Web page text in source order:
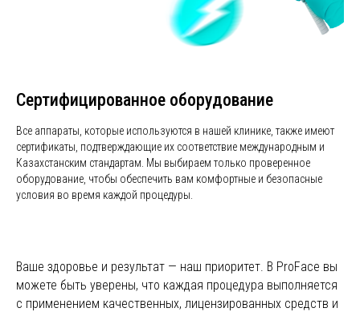
Сертифицированное оборудование
Все аппараты, которые используются в нашей клинике, также имеют
сертификаты, подтверждающие их соответствие международным и
Казахстанским стандартам. Мы выбираем только проверенное
оборудование, чтобы обеспечить вам комфортные и безопасные
условия во время каждой процедуры.
Ваше здоровье и результат — наш приоритет. В ProFace вы
можете быть уверены, что каждая процедура выполняется
с применением качественных, лицензированных средств и
пигментации, шрамов, следов постакне,
подтянуть и разгладить кожу, сузить поры
и нормализовать выработку сальных
желез и т. д.Подробнее
Аппаратная косметология
возвращают лицу молодой
подтягивает брыли и
подбородок. Подробнее
Нитевой лифтинг